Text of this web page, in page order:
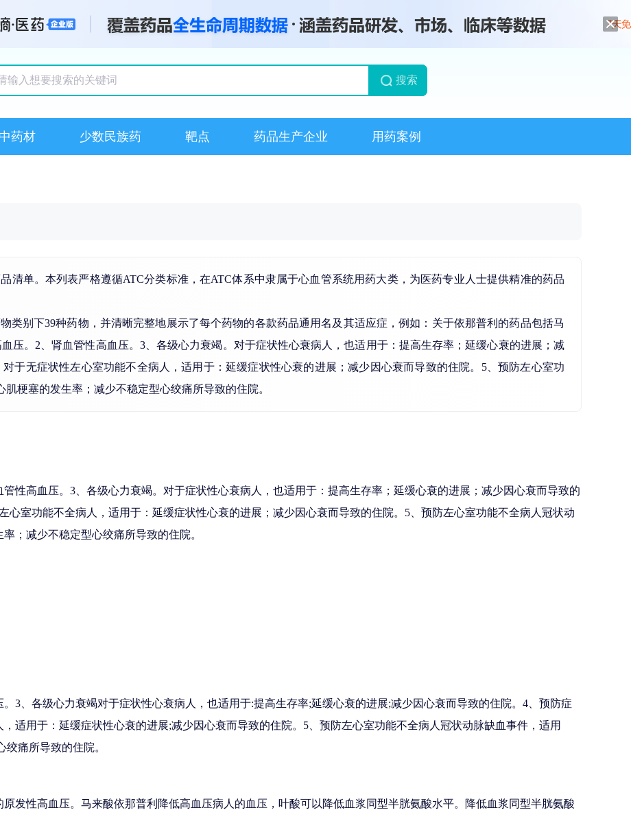
搜索
中药材 少数民族药 靶点 药品生产企业 用药案例
清单。本列表严格遵循ATC分类标准，在ATC体系中隶属于心血管系统用药大类，为医药专业人士提供精准的药品
类别下39种药物，并清晰完整地展示了每个药物的各款药品通用名及其适应症，例如：关于依那普利的药品包括马
压。2、肾血管性高血压。3、各级心力衰竭。对于症状性心衰病人，也适用于：提高生存率；延缓心衰的进展；减
于无症状性左心室功能不全病人，适用于：延缓症状性心衰的进展；减少因心衰而导致的住院。5、预防左心室功
梗塞的发生率；减少不稳定型心绞痛所导致的住院。
性高血压。3、各级心力衰竭。对于症状性心衰病人，也适用于：提高生存率；延缓心衰的进展；减少因心衰而导致的
心室功能不全病人，适用于：延缓症状性心衰的进展；减少因心衰而导致的住院。5、预防左心室功能不全病人冠状动
；减少不稳定型心绞痛所导致的住院。
3、各级心力衰竭对于症状性心衰病人，也适用于:提高生存率;延缓心衰的进展;减少因心衰而导致的住院。4、预防症
适用于：延缓症状性心衰的进展;减少因心衰而导致的住院。5、预防左心室功能不全病人冠状动脉缺血事件，适用
痛所导致的住院。
发性高血压。马来酸依那普利降低高血压病人的血压，叶酸可以降低血浆同型半胱氨酸水平。降低血浆同型半胱氨酸